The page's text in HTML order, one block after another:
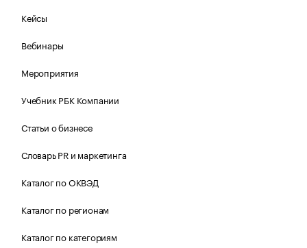
Кейсы
Вебинары
Мероприятия
Учебник РБК Компании
Статьи о бизнесе
Словарь PR и маркетинга
Каталог по ОКВЭД
Каталог по регионам
Каталог по категориям